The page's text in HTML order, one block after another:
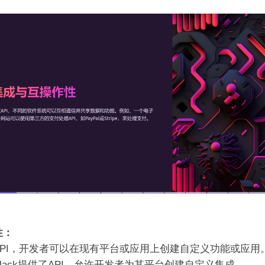
，开发者可以在现有平台或应用上创建自定义功能或应用